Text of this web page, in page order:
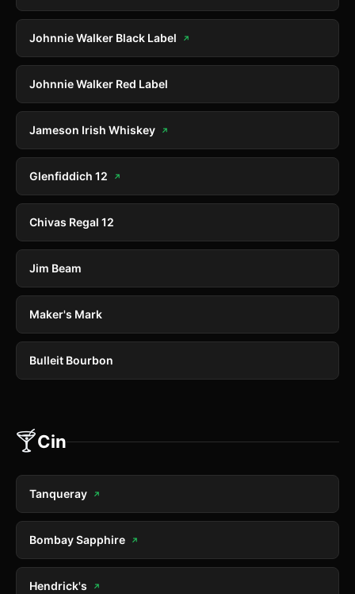
Johnnie Walker Black Label ↗
Johnnie Walker Red Label
Jameson Irish Whiskey ↗
Glenfiddich 12 ↗
Chivas Regal 12
Jim Beam
Maker's Mark
Bulleit Bourbon
🍸Cin
Tanqueray ↗
Bombay Sapphire ↗
Hendrick's ↗